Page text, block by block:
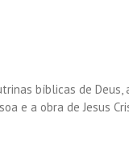
bíblicas de
e a obra de Jesus